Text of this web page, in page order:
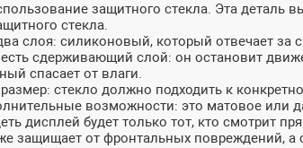
защитного стекла. Эта деталь
стекла.
слоя: силиконовый, который отвечает за
сдерживающий слой: он остановит
спасает от влаги.
стекло должно подходить к
возможности: это матовое или
дисплей будет только тот, кто смотрит
защищает от фронтальных повреждений,